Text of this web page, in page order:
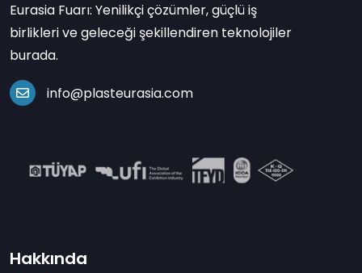
Eurasia Fuarı: Yenilikçi çözümler, güçlü iş
birlikleri ve geleceği şekillendiren teknolojiler
burada.
info@plasteurasia.com
Hakkında